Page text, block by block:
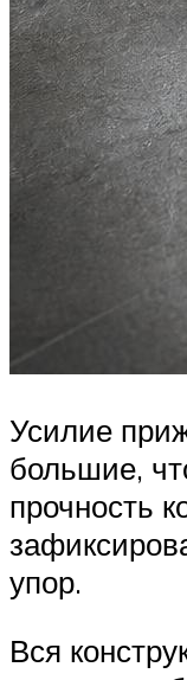
Усилие
большие,
прочность
упор.
Вся